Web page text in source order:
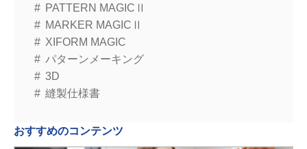
PATTERN MAGICⅡ
MARKER MAGICⅡ
XIFORM MAGIC
パターンメーキング
3D
縫製仕様書
おすすめのコンテンツ